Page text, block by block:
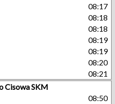
08:17
08:18
08:18
08:19
08:19
08:20
08:21
Cisowa SKM
08:50